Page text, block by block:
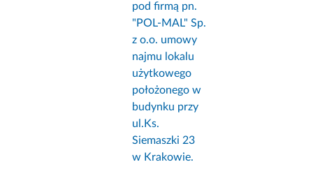
pod firmą pn.
"POL-MAL" Sp.
z o.o. umowy
najmu lokalu
użytkowego
położonego w
budynku przy
ul.Ks.
Siemaszki 23
w Krakowie.